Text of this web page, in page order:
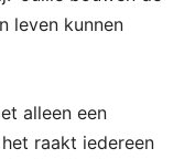
leven kunnen
alleen een
raakt iedereen